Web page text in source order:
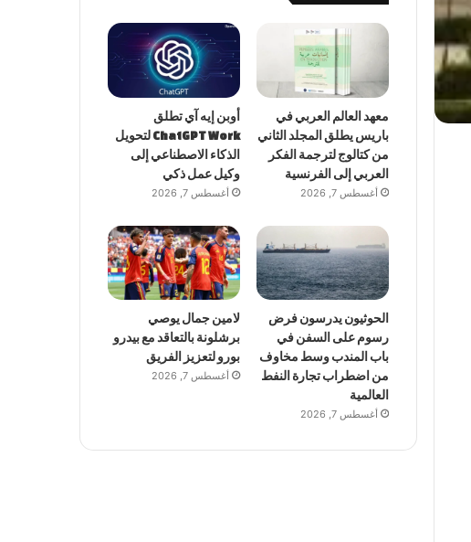
معهد العالم العربي في
باريس يطلق المجلد الثاني
من كتالوج لترجمة الفكر
العربي إلى الفرنسية
أغسطس 7, 2026
أوبن إيه آي تطلق
ChatGPT Work لتحويل
الذكاء الاصطناعي إلى
وكيل عمل ذكي
أغسطس 7, 2026
الحوثيون يدرسون فرض
رسوم على السفن في
باب المندب وسط مخاوف
من اضطراب تجارة النفط
العالمية
أغسطس 7, 2026
لامين جمال يوصي
برشلونة بالتعاقد مع بيدرو
بورو لتعزيز الفريق
أغسطس 7, 2026